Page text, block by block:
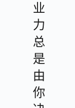
业
力
总
是
由
你